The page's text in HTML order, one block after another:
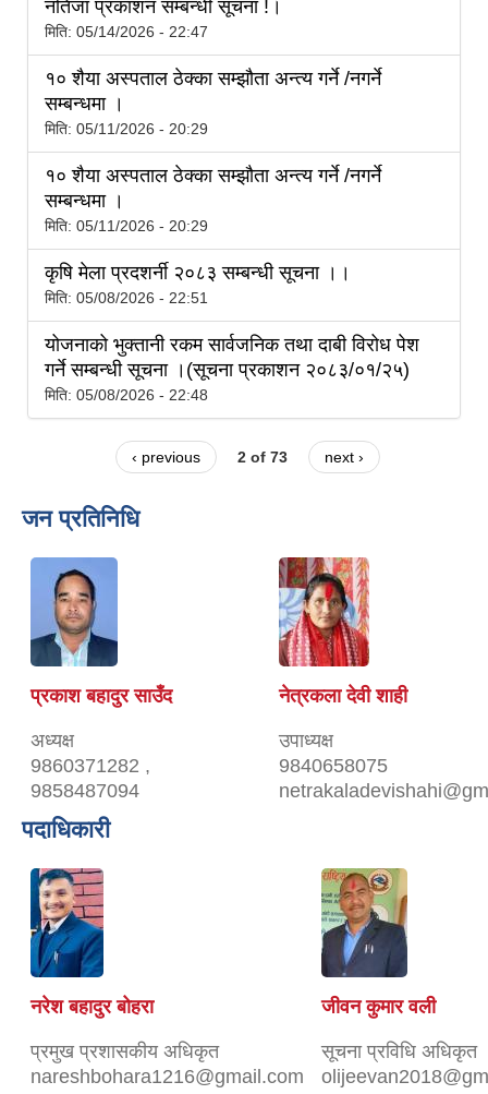
नतिजा प्रकाशन सम्बन्धी सूचना !।
मिति: 05/14/2026 - 22:47
१० शैया अस्पताल ठेक्का सम्झौता अन्त्य गर्ने /नगर्ने
सम्बन्धमा ।
मिति: 05/11/2026 - 20:29
१० शैया अस्पताल ठेक्का सम्झौता अन्त्य गर्ने /नगर्ने
सम्बन्धमा ।
मिति: 05/11/2026 - 20:29
कृषि मेला प्रदशर्नी २०८३ सम्बन्धी सूचना ।।
मिति: 05/08/2026 - 22:51
योजनाको भुक्तानी रकम सार्वजनिक तथा दाबी विरोध पेश
गर्ने सम्बन्धी सूचना ।(सूचना प्रकाशन २०८३/०१/२५)
मिति: 05/08/2026 - 22:48
‹ previous 2 of 73 next ›
जन प्रतिनिधि
प्रकाश बहादुर साउँद
अध्यक्ष
9860371282 ,
9858487094
नेत्रकला देवी शाही
उपाध्यक्ष
9840658075
पदाधिकारी
नरेश बहादुर बोहरा
प्रमुख प्रशासकीय अधिकृत
nareshbohara1216@gmail.com
जीवन कुमार वली
सूचना प्रविधि अधिकृत